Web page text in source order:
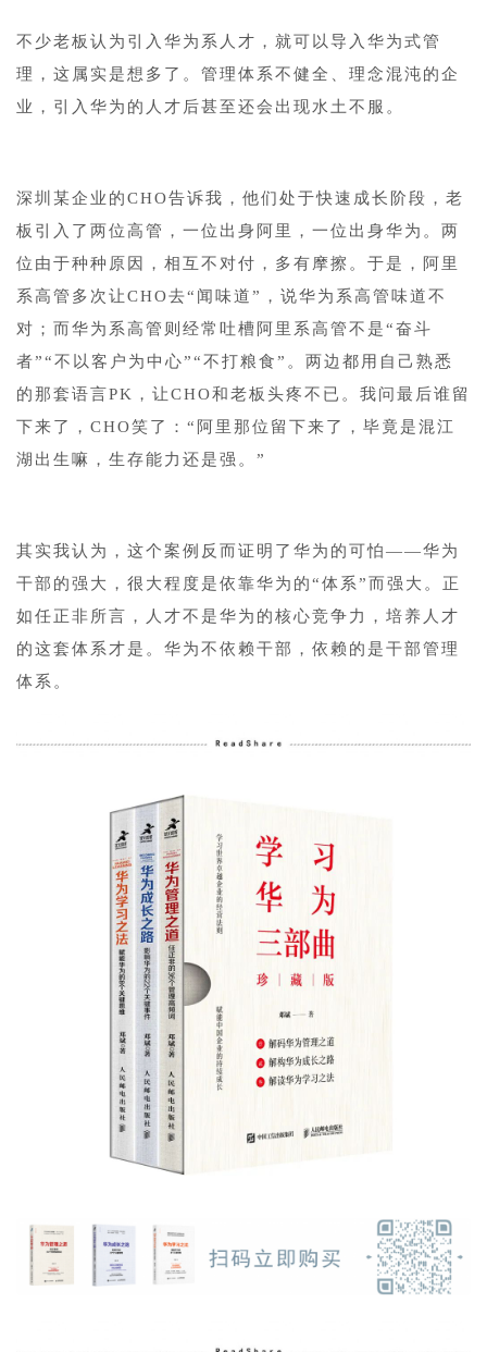
不少老板认为引入华为系人才，就可以导入华为式管
理，这属实是想多了。管理体系不健全、理念混沌的企
业，引入华为的人才后甚至还会出现水土不服。
深圳某企业的CHO告诉我，他们处于快速成长阶段，老
板引入了两位高管，一位出身阿里，一位出身华为。两
位由于种种原因，相互不对付，多有摩擦。于是，阿里
系高管多次让CHO去“闻味道”，说华为系高管味道不
对；而华为系高管则经常吐槽阿里系高管不是“奋斗
者”“不以客户为中心”“不打粮食”。两边都用自己熟悉
的那套语言PK，让CHO和老板头疼不已。我问最后谁留
下来了，CHO笑了：“阿里那位留下来了，毕竟是混江
湖出生嘛，生存能力还是强。”
其实我认为，这个案例反而证明了华为的可怕——华为
干部的强大，很大程度是依靠华为的“体系”而强大。正
如任正非所言，人才不是华为的核心竞争力，培养人才
的这套体系才是。华为不依赖干部，依赖的是干部管理
体系。